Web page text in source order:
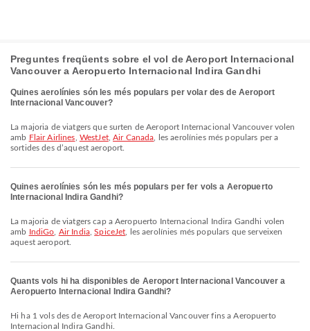
Preguntes freqüents sobre el vol de Aeroport Internacional
Vancouver a Aeropuerto Internacional Indira Gandhi
Quines aerolínies són les més populars per volar des de Aeroport
Internacional Vancouver?
La majoria de viatgers que surten de Aeroport Internacional Vancouver volen
amb Flair Airlines WestJet,Air Canada , les aerolínies més populars per a
sortides des d’aquest aeroport.
Quines aerolínies són les més populars per fer vols a Aeropuerto
Internacional Indira Gandhi?
La majoria de viatgers cap a Aeropuerto Internacional Indira Gandhi volen
amb IndiGo Air India,SpiceJet , les aerolínies més populars que serveixen
aquest aeroport.
Quants vols hi ha disponibles de Aeroport Internacional Vancouver a
Aeropuerto Internacional Indira Gandhi?
Hi ha 1 vols des de Aeroport Internacional Vancouver fins a Aeropuerto
Internacional Indira Gandhi.